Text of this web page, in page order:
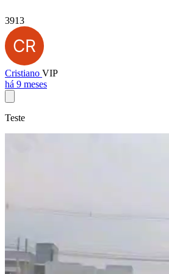
3913
Cristiano VIP
há 9 meses
Teste